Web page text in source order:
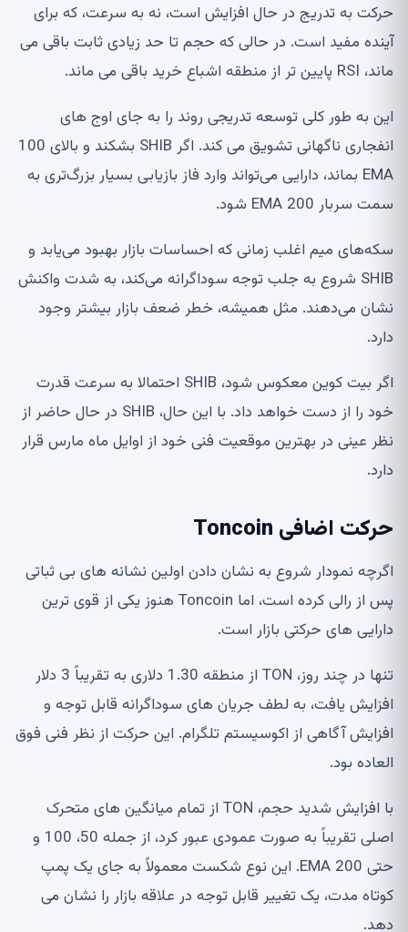
حرکت به تدریج در حال افزایش است، نه به سرعت، که برای
آینده مفید است. در حالی که حجم تا حد زیادی ثابت باقی می
ماند، RSI پایین تر از منطقه اشباع خرید باقی می ماند.
این به طور کلی توسعه تدریجی روند را به جای اوج های
انفجاری ناگهانی تشویق می کند. اگر SHIB بشکند و بالای 100
EMA بماند، دارایی می‌تواند وارد فاز بازیابی بسیار بزرگ‌تری به
سمت سربار EMA 200 شود.
سکه‌های میم اغلب زمانی که احساسات بازار بهبود می‌یابد و
SHIB شروع به جلب توجه سوداگرانه می‌کند، به شدت واکنش
نشان می‌دهند. مثل همیشه، خطر ضعف بازار بیشتر وجود
دارد.
اگر بیت کوین معکوس شود، SHIB احتمالا به سرعت قدرت
خود را از دست خواهد داد. با این حال، SHIB در حال حاضر از
نظر عینی در بهترین موقعیت فنی خود از اوایل ماه مارس قرار
دارد.
حرکت اضافی Toncoin
اگرچه نمودار شروع به نشان دادن اولین نشانه های بی ثباتی
پس از رالی کرده است، اما Toncoin هنوز یکی از قوی ترین
دارایی های حرکتی بازار است.
تنها در چند روز، TON از منطقه 1.30 دلاری به تقریباً 3 دلار
افزایش یافت، به لطف جریان های سوداگرانه قابل توجه و
افزایش آگاهی از اکوسیستم تلگرام. این حرکت از نظر فنی فوق
العاده بود.
با افزایش شدید حجم، TON از تمام میانگین های متحرک
اصلی تقریباً به صورت عمودی عبور کرد، از جمله 50، 100 و
حتی 200 EMA. این نوع شکست معمولاً به جای یک پمپ
کوتاه مدت، یک تغییر قابل توجه در علاقه بازار را نشان می
دهد.